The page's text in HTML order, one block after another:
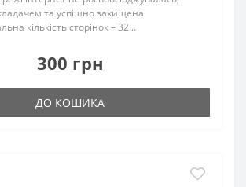
та успішно захищена
кількість сторінок – 32 ..
300 грн
ДО КОШИКА